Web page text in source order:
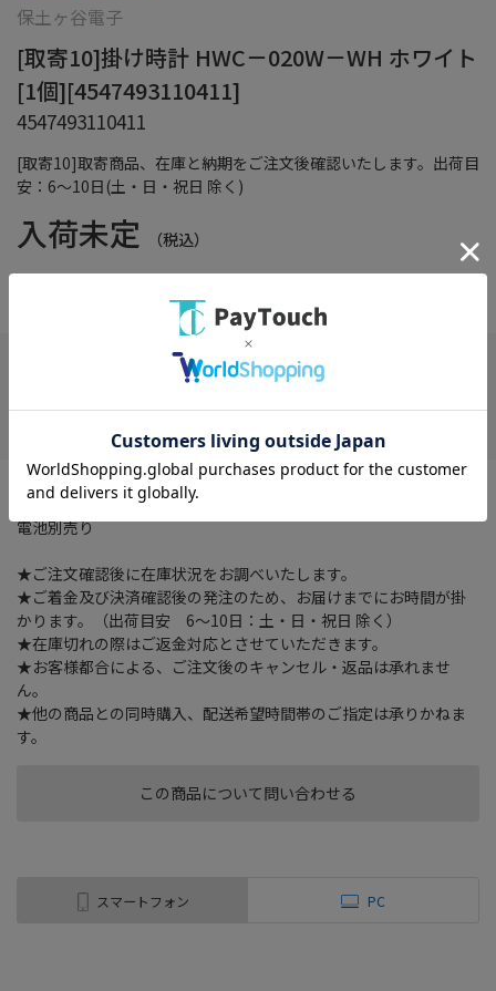
[取寄10]取寄商品、在庫と納期をご注文後確認いたします。出荷目
安：6～10日(土・日・祝日 除く)
保土ヶ谷電子
[取寄10]掛け時計 HWC－020W－WH ホワイト
[1個][4547493110411]
4547493110411
入荷未定 （税込）
在庫：
この商品について問い合わせる
在庫がありません
お気に入り
クオーツ、連続秒針、温度湿度カレンダー表示
電池別売り
★ご注文確認後に在庫状況をお調べいたします。
★ご着金及び決済確認後の発注のため、お届けまでにお時間が掛
かります。（出荷目安 6～10日：土・日・祝日 除く）
★在庫切れの際はご返金対応とさせていただきます。
★お客様都合による、ご注文後のキャンセル・返品は承れませ
ん。
★他の商品との同時購入、配送希望時間帯のご指定は承りかねま
す。
スマートフォン PC